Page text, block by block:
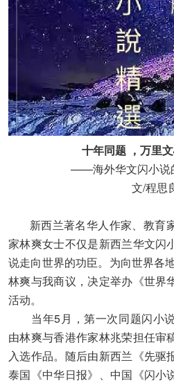
十年同题 ，万里
——海外华文闪小说
文/程思
新西兰著名华人作家、教育
家林爽女士不仅是新西兰华文闪
说走向世界的功臣。为向世界各
林爽与我商议，决定举办《世界
活动。
当年5月，第一次同题闪小说
由林爽与香港作家林兆荣担任审
入选作品。随后由新西兰《先驱
泰国《中华日报》、中国《闪小